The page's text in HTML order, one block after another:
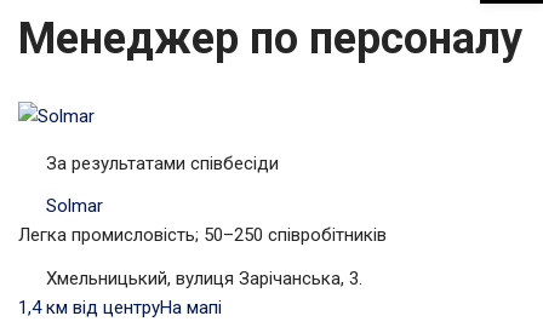
Менеджер по персоналу
За результатами співбесіди
Solmar
Легка промисловість; 50–250 співробітників
Хмельницький, вулиця Зарічанська, 3.
1,4 км від центруНа мапі